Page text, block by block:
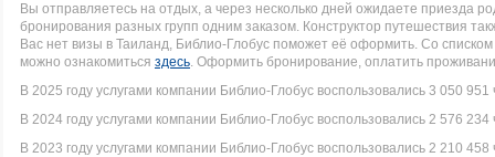
Вы отправляетесь на отдых, а через несколько дней ожидаете приезда
бронирования разных групп одним заказом. Конструктор путешествия
Вас нет визы в Таиланд, Библио-Глобус поможет её оформить. Со
можно ознакомиться здесь. Оформить бронирование, оплатить
В 2025 году услугами компании Библио-Глобус воспользовались 3 050 951
В 2024 году услугами компании Библио-Глобус воспользовались 2 576 234
В 2023 году услугами компании Библио-Глобус воспользовались 2 210 458